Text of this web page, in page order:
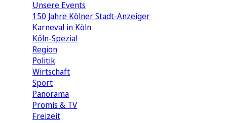
Unsere Events
150 Jahre Kölner Stadt-Anzeiger
Karneval in Köln
Köln-Spezial
Region
Politik
Wirtschaft
Sport
Panorama
Promis & TV
Freizeit